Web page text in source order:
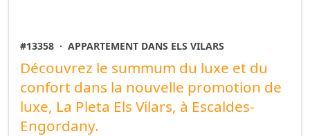
#13358 · APPARTEMENT DANS ELS VILARS
Découvrez le summum du luxe et du
confort dans la nouvelle promotion de
luxe, La Pleta Els Vilars, à Escaldes-
Engordany.